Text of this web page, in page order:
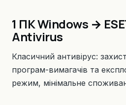
1 ПК Windows →
Antivirus
Класичний антивірус:
програм-вимагачів та
режим, мінімальне